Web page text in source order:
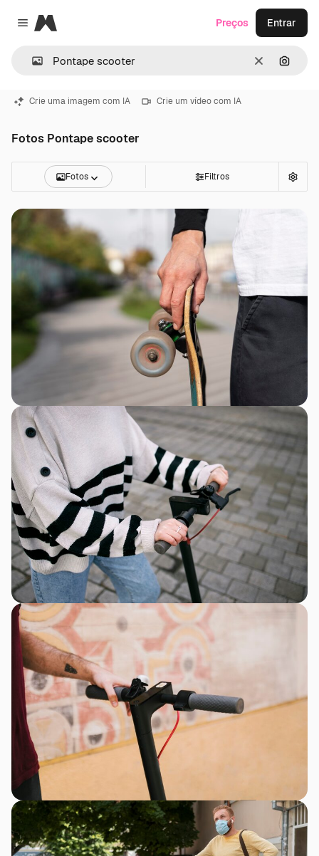
Close menu
Magnific
Limpar
Preços Entrar
Crie uma imagem com IA Crie um vídeo com IA
Fotos Pontape scooter
Fotos Filtros